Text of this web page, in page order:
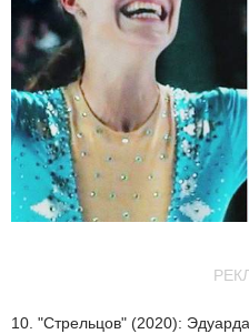
10. "Стрельцов" (2020):